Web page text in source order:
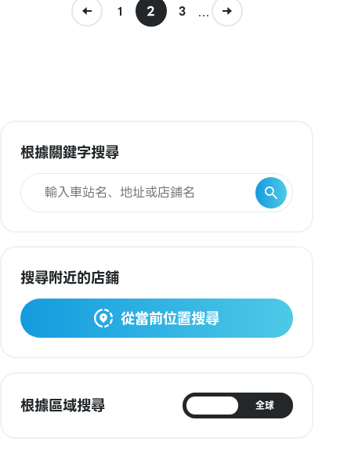
1 2 3 ...
根據關鍵字搜尋
搜尋附近的店鋪
從當前位置搜尋
根據區域搜尋 全球